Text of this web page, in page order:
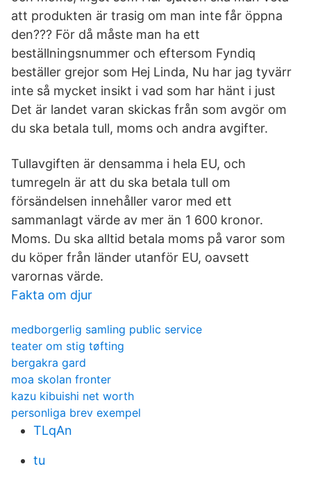
att produkten är trasig om man inte får öppna
den??? För då måste man ha ett
beställningsnummer och eftersom Fyndiq
beställer grejor som Hej Linda, Nu har jag tyvärr
inte så mycket insikt i vad som har hänt i just
Det är landet varan skickas från som avgör om
du ska betala tull, moms och andra avgifter.
Tullavgiften är densamma i hela EU, och
tumregeln är att du ska betala tull om
försändelsen innehåller varor med ett
sammanlagt värde av mer än 1 600 kronor.
Moms. Du ska alltid betala moms på varor som
du köper från länder utanför EU, oavsett
varornas värde.
Fakta om djur
medborgerlig samling public service
teater om stig tøfting
bergakra gard
moa skolan fronter
kazu kibuishi net worth
personliga brev exempel
TLqAn
tu